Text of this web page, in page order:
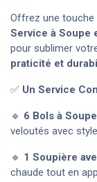
Offrez une touche
Service à Soupe
pour sublimer
praticité et
✅ Un Service
🔹 6 Bols à Soupe
veloutés avec
🔹 1 Soupière
chaude tout en